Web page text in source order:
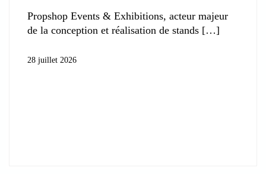
Propshop Events & Exhibitions, acteur majeur
de la conception et réalisation de stands
28 juillet 2026